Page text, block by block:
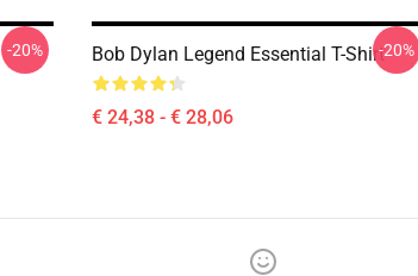
-20% Bob Dylan Legend Essential T-Shirt
€ 24,38 - € 28,06
-20%